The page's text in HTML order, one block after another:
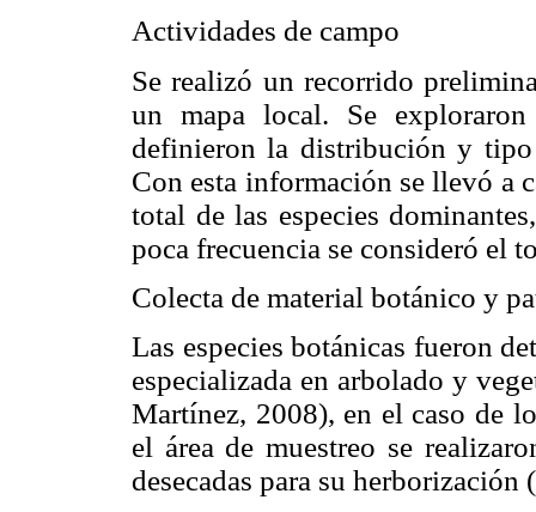
Actividades de campo
Se realizó un recorrido
un mapa local. Se
definieron la distribución y tipo
Con esta información se llevó a
total de las especies
poca frecuencia se consideró el
Colecta de material botánico y
Las especies botánicas fueron
especializada en arbolado y
Martínez, 2008), en el caso de
el área de muestreo se
desecadas para su herborización